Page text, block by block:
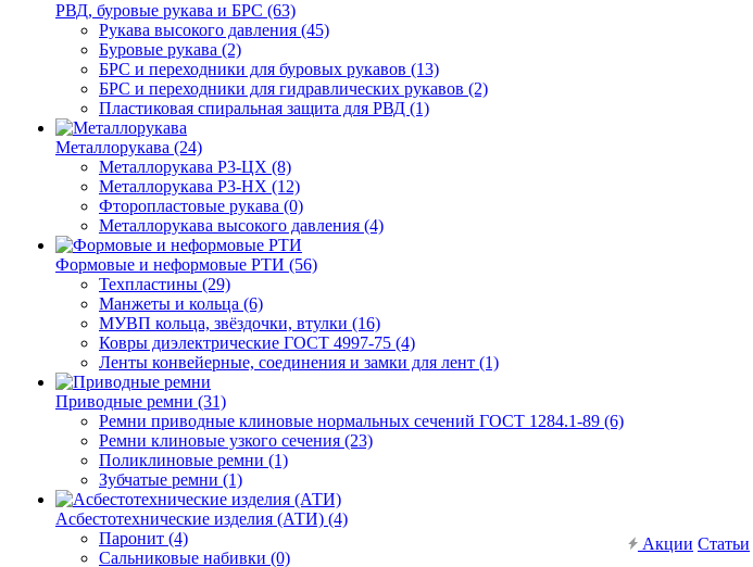
РВД, буровые рукава и БРС (63)
Рукава высокого давления (45)
Буровые рукава (2)
БРС и переходники для буровых рукавов (13)
БРС и переходники для гидравлических рукавов (2)
Пластиковая спиральная защита для РВД (1)
Металлорукава (24)
Металлорукава Р3-ЦХ (8)
Металлорукава Р3-НХ (12)
Фторопластовые рукава (0)
Металлорукава высокого давления (4)
Формовые и неформовые РТИ (56)
Техпластины (29)
Манжеты и кольца (6)
МУВП кольца, звёздочки, втулки (16)
Ковры диэлектрические ГОСТ 4997-75 (4)
Ленты конвейерные, соединения и замки для лент (1)
Приводные ремни (31)
Ремни приводные клиновые нормальных сечений ГОСТ 1284.1-89 (6)
Ремни клиновые узкого сечения (23)
Поликлиновые ремни (1)
Зубчатые ремни (1)
Асбестотехнические изделия (АТИ) (4)
Паронит (4)
Сальниковые набивки (0)
Акции Статьи